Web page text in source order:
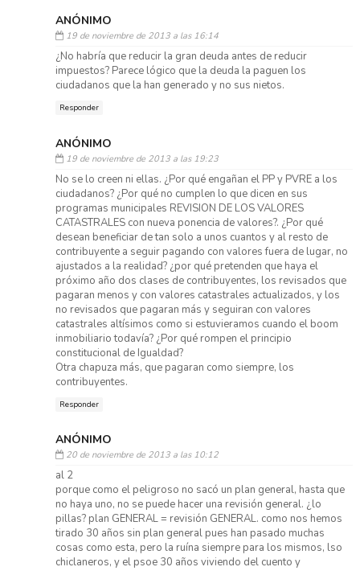
ANÓNIMO
19 de noviembre de 2013 a las 16:14
¿No habría que reducir la gran deuda antes de reducir
impuestos? Parece lógico que la deuda la paguen los
ciudadanos que la han generado y no sus nietos.
Responder
ANÓNIMO
19 de noviembre de 2013 a las 19:23
No se lo creen ni ellas. ¿Por qué engañan el PP y PVRE a los
ciudadanos? ¿Por qué no cumplen lo que dicen en sus
programas municipales REVISION DE LOS VALORES
CATASTRALES con nueva ponencia de valores?. ¿Por qué
desean beneficiar de tan solo a unos cuantos y al resto de
contribuyente a seguir pagando con valores fuera de lugar, no
ajustados a la realidad? ¿por qué pretenden que haya el
próximo año dos clases de contribuyentes, los revisados que
pagaran menos y con valores catastrales actualizados, y los
no revisados que pagaran más y seguiran con valores
catastrales altísimos como si estuvieramos cuando el boom
inmobiliario todavía? ¿Por qué rompen el principio
constitucional de Igualdad?
Otra chapuza más, que pagaran como siempre, los
contribuyentes.
Responder
ANÓNIMO
20 de noviembre de 2013 a las 10:12
al 2
porque como el peligroso no sacó un plan general, hasta que
no haya uno, no se puede hacer una revisión general. ¿lo
pillas? plan GENERAL = revisión GENERAL. como nos hemos
tirado 30 años sin plan general pues han pasado muchas
cosas como esta, pero la ruína siempre para los mismos, lso
chiclaneros, y el psoe 30 años viviendo del cuento y